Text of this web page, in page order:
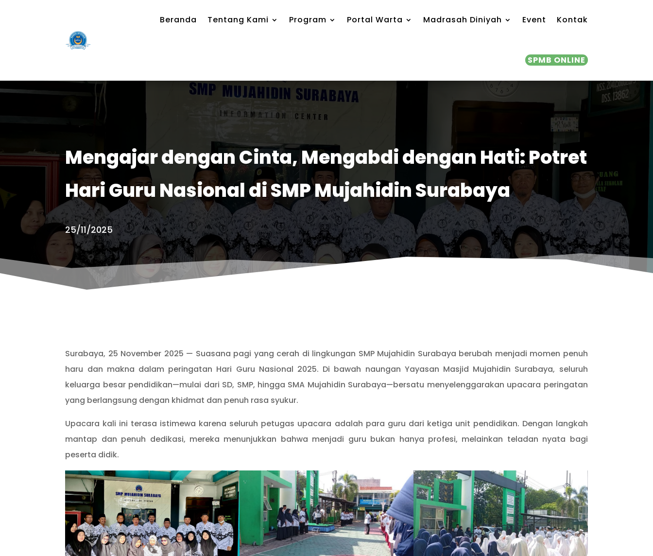
Beranda Tentang Kami Program Portal Warta Madrasah Diniyah Event Kontak
SPMB ONLINE
Mengajar dengan Cinta, Mengabdi dengan Hati: Potret
Hari Guru Nasional di SMP Mujahidin Surabaya
25/11/2025
Surabaya, 25 November 2025 — Suasana pagi yang cerah di lingkungan SMP Mujahidin Surabaya berubah menjadi momen penuh
haru dan makna dalam peringatan Hari Guru Nasional 2025. Di bawah naungan Yayasan Masjid Mujahidin Surabaya, seluruh
keluarga besar pendidikan—mulai dari SD, SMP, hingga SMA Mujahidin Surabaya—bersatu menyelenggarakan upacara peringatan
yang berlangsung dengan khidmat dan penuh rasa syukur.
Upacara kali ini terasa istimewa karena seluruh petugas upacara adalah para guru dari ketiga unit pendidikan. Dengan langkah
mantap dan penuh dedikasi, mereka menunjukkan bahwa menjadi guru bukan hanya profesi, melainkan teladan nyata bagi
peserta didik.